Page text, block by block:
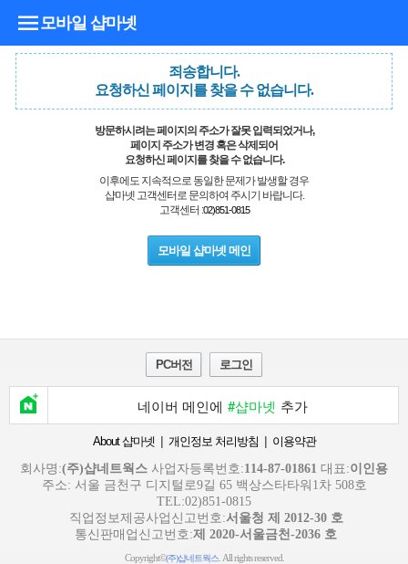
모바일 샵마넷
죄송합니다.
요청하신 페이지를 찾을 수 없습니다.
방문하시려는 페이지의 주소가 잘못 입력되었거나,
페이지 주소가 변경 혹은 삭제되어
요청하신 페이지를 찾을 수 없습니다.
이후에도 지속적으로 동일한 문제가 발생할 경우
샵마넷 고객센터로 문의하여 주시기 바랍니다.
고객센터 :02)851-0815
모바일 샵마넷 메인
PC버전 로그인
네이버 메인에 #샵마넷 추가
About 샵마넷 | 개인정보 처리방침 | 이용약관
회사명:(주)샵네트웍스 사업자등록번호:114-87-01861 대표:이인용
주소: 서울 금천구 디지털로9길 65 백상스타타워1차 508호
TEL:02)851-0815
직업정보제공사업신고번호:서울청 제 2012-30 호
통신판매업신고번호:제 2020-서울금천-2036 호
Copyright©(주)샵네트웍스. All rights reserved.